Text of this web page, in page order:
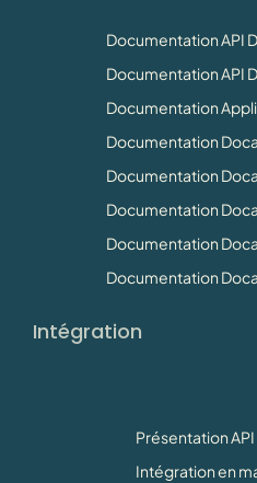
Documentation API
Documentation API
Documentation
Documentation
Documentation
Documentation
Documentation
Documentation
Intégration
Présentation
Intégration en